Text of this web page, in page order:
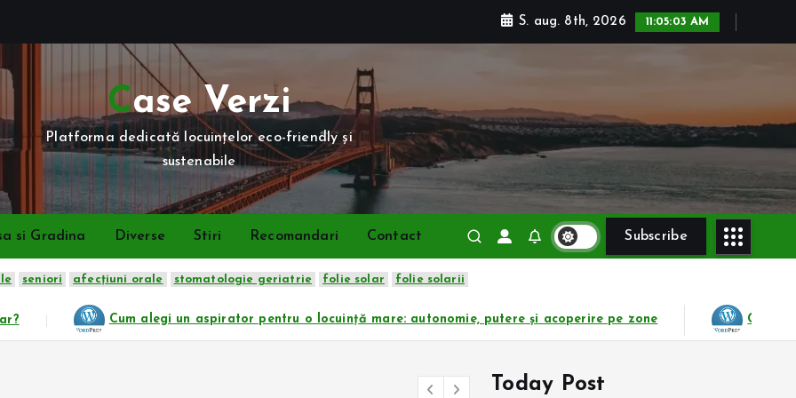
S. aug. 8th, 2026 11:05:05 AM
Case Verzi
Platforma dedicată locuințelor eco-friendly și
sustenabile
si Gradina Diverse Stiri Recomandari Contact Subscribe
seniori afecțiuni orale stomatologie geriatrie folie solar folie solarii
pentru o locuință mare: autonomie, putere și acoperire pe zone Cum pregătești casa pentru sezonul
Today Post